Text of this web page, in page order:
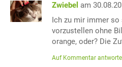
Zwiebel am
Ich zu mir immer so
vorzustellen ohne
orange, oder? Die
Auf Kommentar